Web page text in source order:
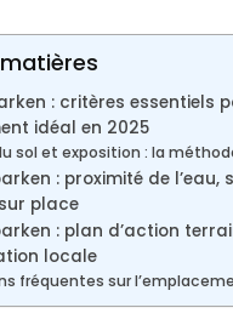
: critères essentiels
idéal en 2025
sol et exposition : la
: proximité de l’eau,
place
: plan d’action
locale
fréquentes sur